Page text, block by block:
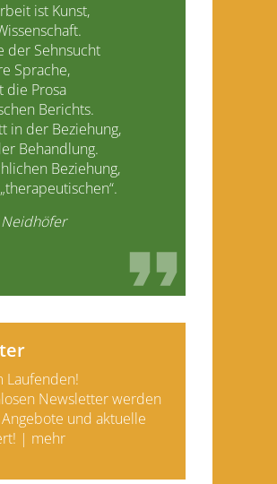
ist Kunst,
der Sehnsucht
Sprache,
die Prosa
Berichts.
in der Beziehung,
Behandlung.
Beziehung,
Laufenden!
News­letter werden
und aktuelle
| mehr